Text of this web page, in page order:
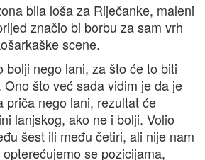
bila loša za Riječanke, maleni
značio bi borbu za sam vrh
scene.
bolji nego lani, za što će to biti
što već sada vidim je da je
priča nego lani, rezultat će
lanjskog, ako ne i bolji. Volio
šest ili među četiri, ali nije nam
se pozicijama,